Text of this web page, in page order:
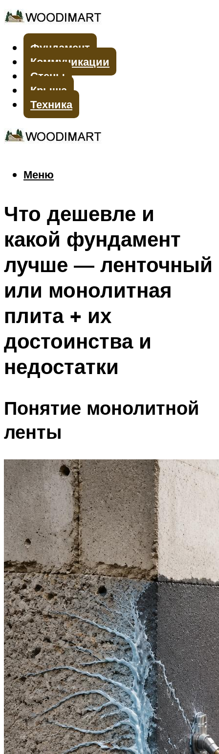
Фундамент
Коммуникации
Стены
Крыша
Техника
Меню
Меню
Что дешевле и
какой фундамент
лучше — ленточный
или монолитная
плита + их
достоинства и
недостатки
Понятие монолитной
ленты